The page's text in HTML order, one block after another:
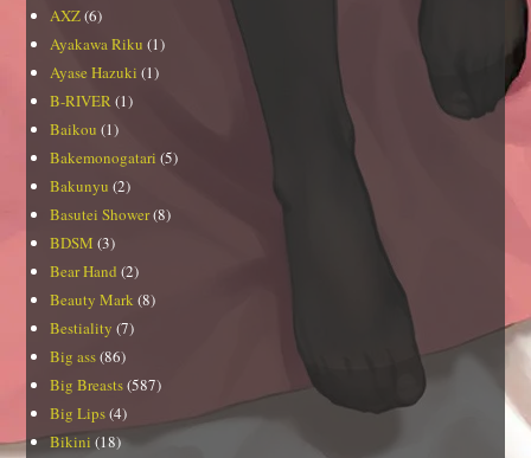
AXZ(6)
Ayakawa Riku (1)
Ayase Hazuki (1)
B-RIVER(1)
Baikou (1)
Bakemonogatari (5)
Bakunyu (2)
Basutei Shower(8)
BDSM (3)
Bear Hand (2)
Beauty Mark (8)
Bestiality (7)
Big ass(86)
Big Breasts(587)
Big Lips(4)
Bikini (18)